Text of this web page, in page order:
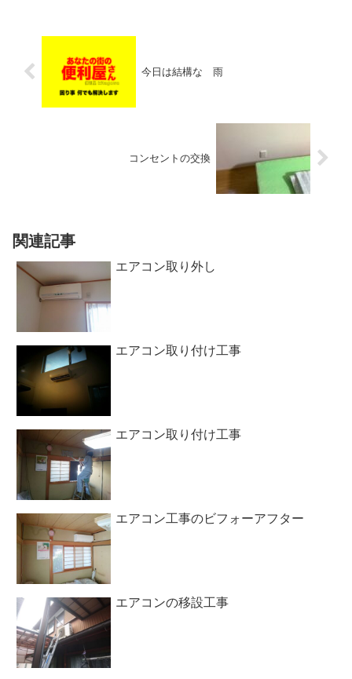
今日は結構な 雨
コンセントの交換
関連記事
エアコン取り外し
エアコン取り付け工事
エアコン取り付け工事
エアコン工事のビフォーアフター
エアコンの移設工事